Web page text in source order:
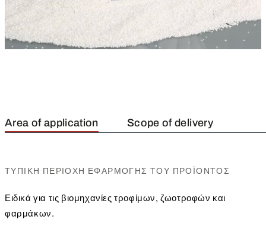
Area of application Scope of delivery
ΤΥΠΙΚΉ ΠΕΡΙΟΧΉ ΕΦΑΡΜΟΓΉΣ ΤΟΥ ΠΡΟΪΌΝΤΟΣ
Ειδικά για τις βιομηχανίες τροφίμων, ζωοτροφών και
φαρμάκων.